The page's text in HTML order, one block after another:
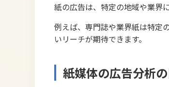
紙の広告は、特定の地域や業界
例えば、専門誌や業界紙は特定
いリーチが期待できます。
紙媒体の広告分析